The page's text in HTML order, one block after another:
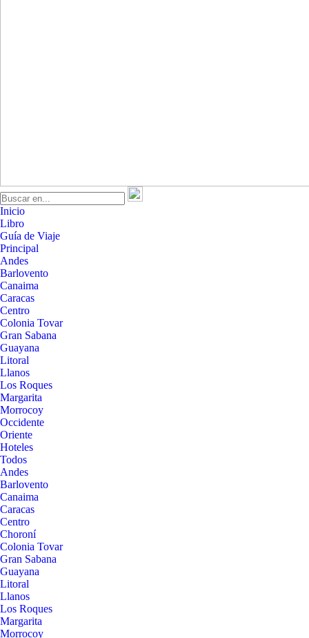
Inicio
Libro
Guía de Viaje
Principal
Andes
Barlovento
Canaima
Caracas
Centro
Colonia Tovar
Gran Sabana
Guayana
Litoral
Llanos
Los Roques
Margarita
Morrocoy
Occidente
Oriente
Hoteles
Todos
Andes
Barlovento
Canaima
Caracas
Centro
Choroní
Colonia Tovar
Gran Sabana
Guayana
Litoral
Llanos
Los Roques
Margarita
Morrocoy